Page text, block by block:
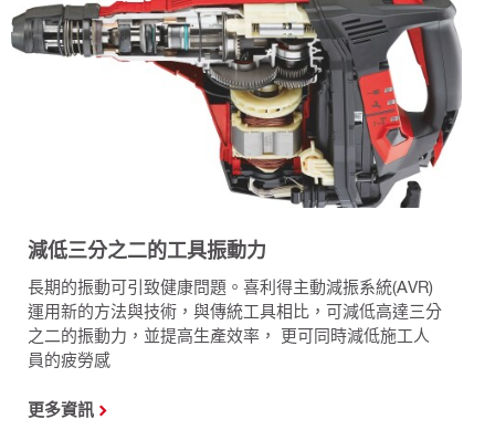
減低三分之二的工具振動力
長期的振動可引致健康問題。喜利得主動減振系統(AVR)
運用新的方法與技術，與傳統工具相比，可減低高達三分
之二的振動力，並提高生產效率， 更可同時減低施工人
員的疲勞感
更多資訊